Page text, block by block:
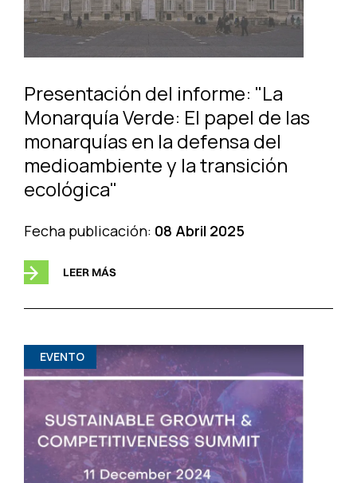
Presentación del informe: "La
Monarquía Verde: El papel de las
monarquías en la defensa del
medioambiente y la transición
ecológica"
Fecha publicación: 08 Abril 2025
LEER MÁS
EVENTO